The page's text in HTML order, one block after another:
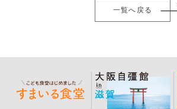
一覧へ戻る